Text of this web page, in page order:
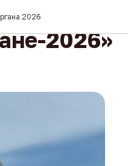
2026
2026»